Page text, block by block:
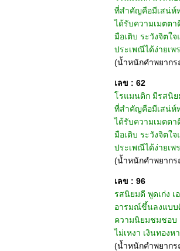
ที่สำคัญคือมีเสน่ห์ท
ได้รับความเมตตา
มือเติบ ระวังจิตใ
ประเพณีได้ง่ายเพ
(น้ำหนักคำพยาก
เลข : 62
โรแมนติก มีรสนิย
ที่สำคัญคือมีเสน่ห์ท
ได้รับความเมตตา
มือเติบ ระวังจิตใ
ประเพณีได้ง่ายเพ
(น้ำหนักคำพยาก
เลข : 96
รสนิยมดี พูดเก่ง เ
อารมณ์ขึ้นลงแบบ
ความนิยมชมชอบ
ไม่เหงา เงินทอง
(น้ำหนักคำพยาก